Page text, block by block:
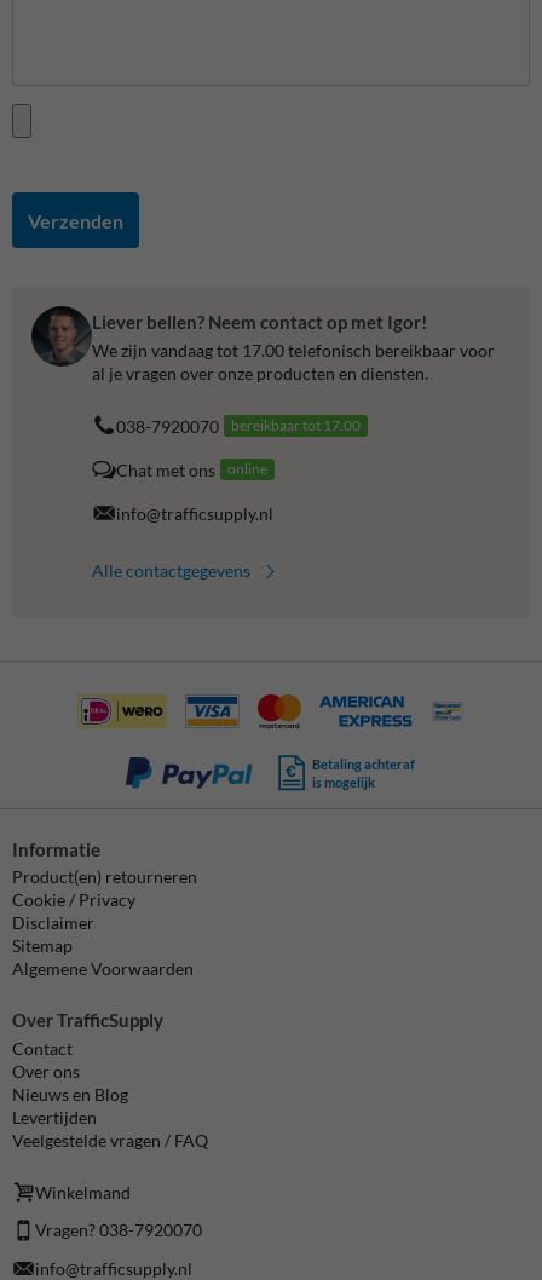
Verzenden
Liever bellen? Neem contact op met Igor!
We zijn vandaag tot 17.00 telefonisch bereikbaar voor
al je vragen over onze producten en diensten.
038-7920070 bereikbaar tot 17.00
Chat met ons online
info@trafficsupply.nl
Alle contactgegevens
Betaling achteraf
is mogelijk
Informatie
Product(en) retourneren
Cookie / Privacy
Disclaimer
Sitemap
Algemene Voorwaarden
Over TrafficSupply
Contact
Over ons
Nieuws en Blog
Levertijden
Veelgestelde vragen / FAQ
Winkelmand
Vragen? 038-7920070
info@trafficsupply.nl